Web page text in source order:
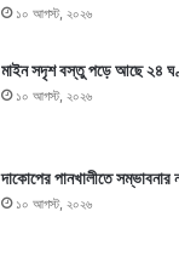
১০ আগস্ট, ২০২৬
মাইন সদৃশ বস্তু পড়ে আছে ২৪
১০ আগস্ট, ২০২৬
দাকোপের পানখালীতে সম্ভাবনার
১০ আগস্ট, ২০২৬